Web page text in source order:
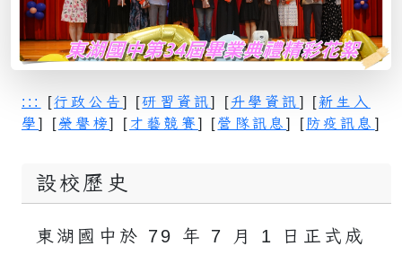
::: [行政公告 ] [研習資訊] [升學資訊 ] [新生入
學] [榮譽榜] [ 才藝競賽 ] [營隊訊息] [ 防疫訊息 ]
設校歷史
東湖國中於 79 年 7 月 1 日正式成